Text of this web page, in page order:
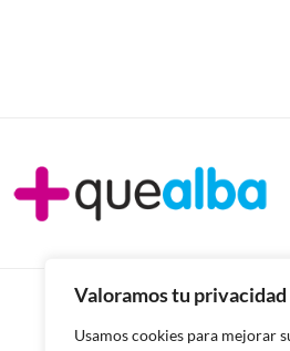
Valoramos tu privacidad
Usamos cookies para mejorar